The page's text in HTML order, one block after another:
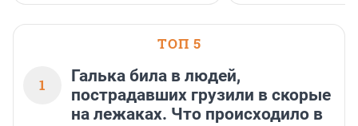
ТОП 5
1
Галька била в людей,
пострадавших грузили в скорые
на лежаках. Что происходило в